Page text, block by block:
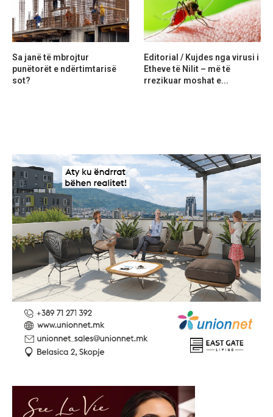
Sa janë të mbrojtur
punëtorët e ndërtimtarisë
sot?
Editorial / Kujdes nga virusi i
Etheve të Nilit – më të
rrezikuar moshat e...